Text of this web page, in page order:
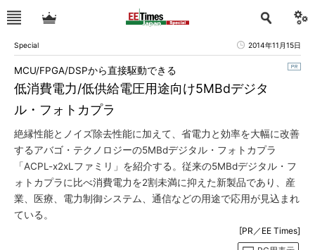
Special 2014年11月15日
低消費電力/低供給電圧用途向け5MBdデジタ
ル・フォトカプラ
MCU/FPGA/DSPから直接駆動できる
絶縁性能とノイズ除去性能に加えて、省電力と効率を大幅に改善
するアバゴ・テクノロジーの5MBdデジタル・フォトカプラ
「ACPL-x2xLファミリ」を紹介する。従来の5MBdデジタル・フ
ォトカプラに比べ消費電力を2割未満に抑えた新製品であり、産
業、医療、電力制御システム、通信などの用途で応用が見込まれ
ている。
[PR／EE Times]